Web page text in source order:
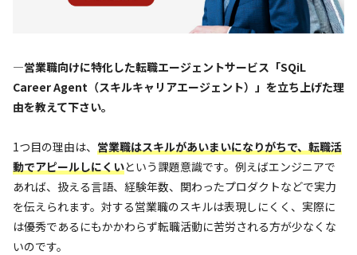
—営業職向けに特化した転職エージェントサービス「SQiL
Career Agent（スキルキャリアエージェント）」を立ち上げた理
由を教えて下さい。
1つ目の理由は、 営業職はスキルがあいまいになりがちで、転職活
動でアピールしにくいという課題意識です。例えばエンジニアで
あれば、扱える言語、経験年数、関わったプロダクトなどで実力
を伝えられます。対する営業職のスキルは表現しにくく、実際に
は優秀であるにもかかわらず転職活動に苦労される方が少なくな
いのです。